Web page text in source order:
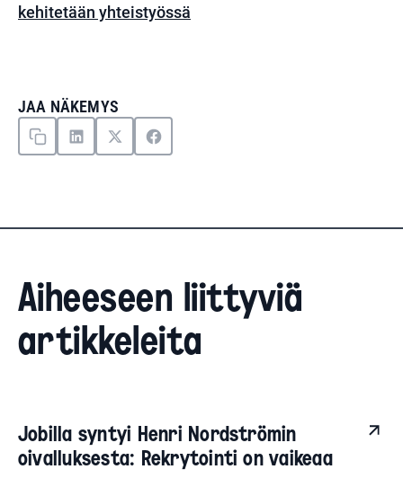
kehitetään yhteistyössä
JAA NÄKEMYS
Aiheeseen liittyviä
artikkeleita
Jobilla syntyi Henri Nordströmin
oivalluksesta: Rekrytointi on vaikeaa